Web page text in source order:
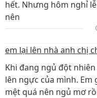
hết. Nhưng hôm nghỉ
nên
em lại lên nhà anh chị
Khi đang ngủ đột
lên ngực của mình.
mệt quá nên ngủ mơ